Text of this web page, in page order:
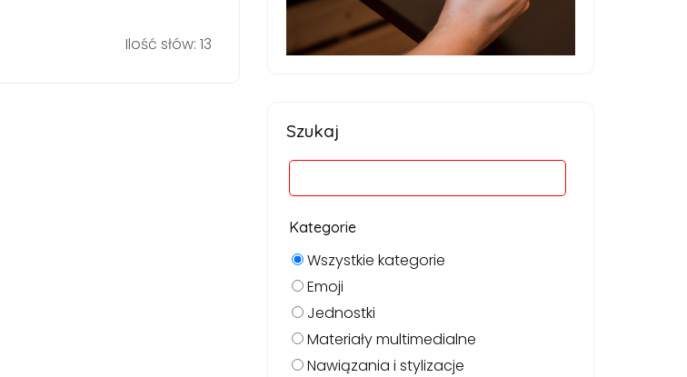
Ilość słów: 13
Szukaj
Kategorie
Wszystkie kategorie
Emoji
Jednostki
Materiały multimedialne
Nawiązania i stylizacje